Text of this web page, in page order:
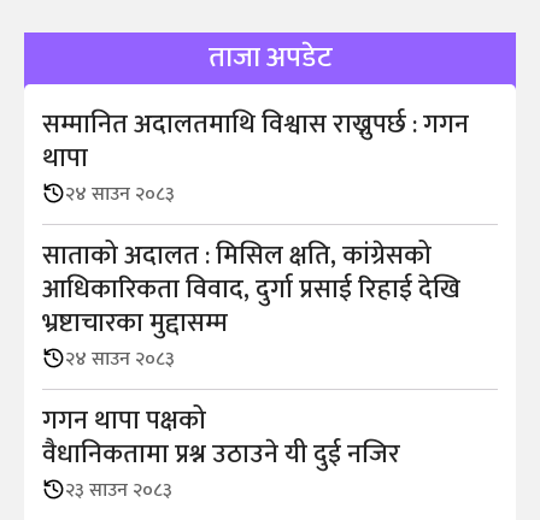
ताजा अपडेट
सम्मानित अदालतमाथि विश्वास राख्नुपर्छ : गगन
थापा
२४ साउन २०८३
साताको अदालत : मिसिल क्षति, कांग्रेसको
आधिकारिकता विवाद, दुर्गा प्रसाई रिहाई देखि
भ्रष्टाचारका मुद्दासम्म
२४ साउन २०८३
गगन थापा पक्षको
वैधानिकतामा प्रश्न उठाउने यी दुई नजिर
२३ साउन २०८३